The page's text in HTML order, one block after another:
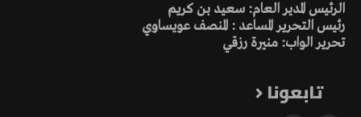
الرئيس المدير العام: سعيد بن كريم
رئيس التحرير المساعد : المنصف عويساوي
تحرير الواب: منيرة رزقي
تابعونا